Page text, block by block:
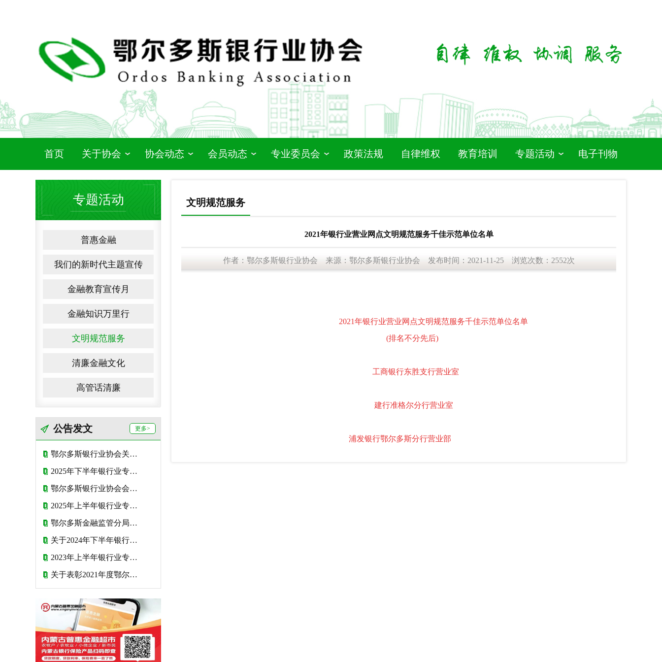
首页 关于协会 协会动态 会员动态 专业委员会 政策法规 自律维权 教育培训 专题活动 电子刊物
专题活动
普惠金融
我们的新时代主题宣传
金融教育宣传月
金融知识万里行
文明规范服务
清廉金融文化
高管话清廉
更多>
公告发文
鄂尔多斯银行业协会关于2026年度会费收取标准的公告
2025年下半年银行业专业人员初级和中级职业资格考试报名公告
鄂尔多斯银行业协会会费管理办法
2025年上半年银行业专业人员初级和中级职业资格考试报名公告
鄂尔多斯金融监管分局致金融消费者的一封信
关于2024年下半年银行业专业人员初级和中级职业资格考试报名的公告
2023年上半年银行业专业人员初级和中级职业资格考试报名公告
关于表彰2021年度鄂尔多斯银行业文明 规范服务“十佳网点”、“星级网点” 和“优秀网点”的决定
文明规范服务
2021年银行业营业网点文明规范服务千佳示范单位名单
作者：鄂尔多斯银行业协会 来源：鄂尔多斯银行业协会 发布时间：2021-11-25 浏览次数：2552次
2021年银行业营业网点文明规范服务千佳示范单位名单
(排名不分先后)
工商银行东胜支行营业室
建行准格尔分行营业室
浦发银行鄂尔多斯分行营业部